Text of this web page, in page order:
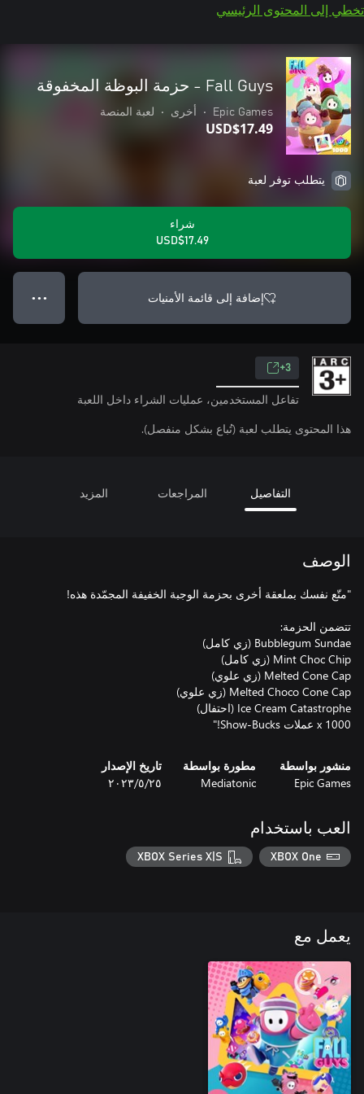
تخطي إلى المحتوى الرئيسي
Fall Guys - حزمة البوظة المخفوقة
Epic Games
• أخرى • لعبة المنصة
USD$17.49
يتطلب توفر لعبة
شراء
USD$17.49
إضافة إلى قائمة الأمنيات ● ● ●
3+
تفاعل المستخدمين، عمليات الشراء داخل اللعبة
هذا المحتوى يتطلب لعبة (تُباع بشكل منفصل).
التفاصيل المراجعات المزيد
الوصف
1000 x عملات Show-Bucks!"
منشور بواسطة
Epic Games
مطورة بواسطة
Mediatonic
تاريخ الإصدار
٢٥‏/٥‏/٢٠٢٣
العب باستخدام
XBOX One
XBOX Series X|S
يعمل مع